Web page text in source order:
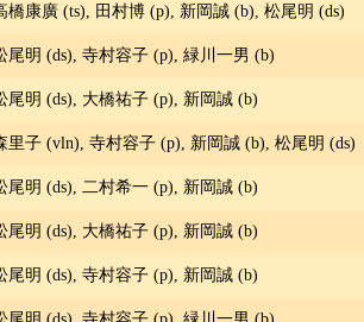
橋康廣 (ts), 田村博 (p), 新岡誠 (b), 松尾明 (ds)
尾明 (ds), 寺村容子 (p), 緑川一男 (b)
尾明 (ds), 大橋祐子 (p), 新岡誠 (b)
里子 (vln), 寺村容子 (p), 新岡誠 (b), 松尾明 (ds)
尾明 (ds), 二村希一 (p), 新岡誠 (b)
尾明 (ds), 大橋祐子 (p), 新岡誠 (b)
尾明 (ds), 寺村容子 (p), 新岡誠 (b)